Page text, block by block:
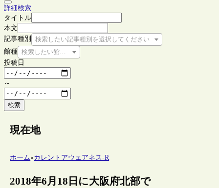
詳細検索
タイトル
本文
記事種別
検索したい記事種別を選択してください
館種 検索したい館種を選択してください
投稿日
～
検索
現在地
ホーム»カレントアウェアネス-R
2018年6月18日に大阪府北部で